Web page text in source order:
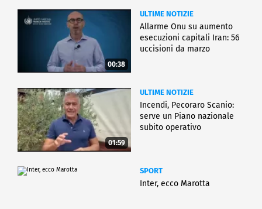
00:38
ULTIME NOTIZIE
Allarme Onu su aumento
esecuzioni capitali Iran: 56
uccisioni da marzo
01:59
ULTIME NOTIZIE
Incendi, Pecoraro Scanio:
serve un Piano nazionale
subito operativo
SPORT
Inter, ecco Marotta